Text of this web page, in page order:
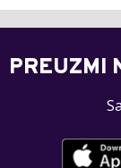
PREUZMI